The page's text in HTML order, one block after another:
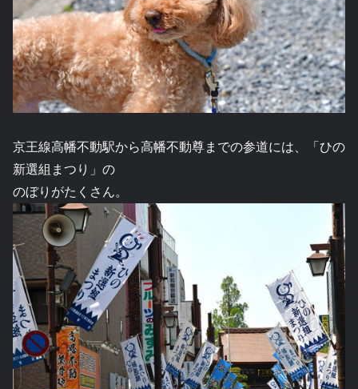
京王線高幡不動駅から高幡不動尊までの参道には、「ひの
新選組まつり」の
のぼりがたくさん。